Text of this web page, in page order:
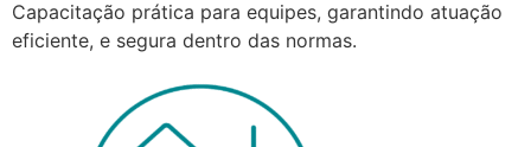
Capacitação prática para equipes, garantindo atuação
eficiente, e segura dentro das normas.